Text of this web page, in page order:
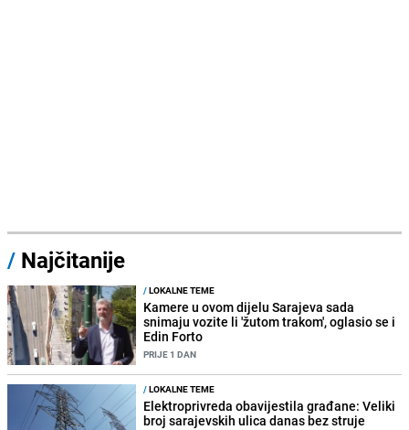
/ Najčitanije
/LOKALNE TEME
Kamere u ovom dijelu Sarajeva sada
snimaju vozite li 'žutom trakom', oglasio se i
Edin Forto
PRIJE 1 DAN
/LOKALNE TEME
Elektroprivreda obavijestila građane: Veliki
broj sarajevskih ulica danas bez struje